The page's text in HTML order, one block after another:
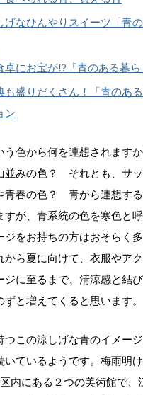
げなひんやりスイーツ「青
卓にお宝が!?「青のある暮
も盛りだくさん！「青のあ
ン
う色から何を連想されます
みの色？ それとも、サッ
青春の色？ 青から連想す
が、青系統の色を寒色と呼
ジをお持ちの方はおそらく
から夏に向けて、衣服やアク
ジに至るまで、清涼感と結
と増えてくると思います。
つこの涼しげな青のイメー
いているようです。梅雨明
内にある２つの美術館で、